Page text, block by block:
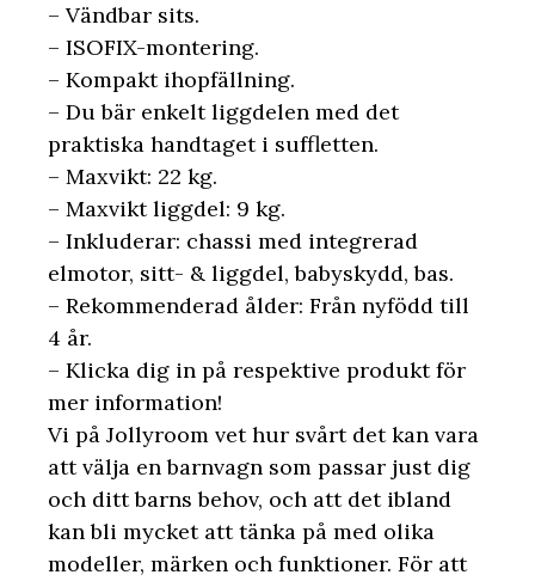
– Vändbar sits.
– ISOFIX-montering.
– Kompakt ihopfällning.
– Du bär enkelt liggdelen med det
praktiska handtaget i suffletten.
– Maxvikt: 22 kg.
– Maxvikt liggdel: 9 kg.
– Inkluderar: chassi med integrerad
elmotor, sitt- & liggdel, babyskydd, bas.
– Rekommenderad ålder: Från nyfödd till
4 år.
– Klicka dig in på respektive produkt för
mer information!
Vi på Jollyroom vet hur svårt det kan vara
att välja en barnvagn som passar just dig
och ditt barns behov, och att det ibland
kan bli mycket att tänka på med olika
modeller, märken och funktioner. För att